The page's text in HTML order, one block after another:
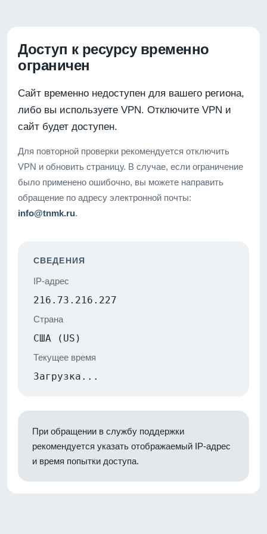
Доступ к ресурсу временно
ограничен
Сайт временно недоступен для вашего региона,
либо вы используете VPN. Отключите VPN и
сайт будет доступен.
Для повторной проверки рекомендуется отключить
VPN и обновить страницу. В случае, если ограничение
было применено ошибочно, вы можете направить
обращение по адресу электронной почты:
info@tnmk.ru.
СВЕДЕНИЯ
IP-адрес
216.73.216.227
Страна
США (US)
Текущее время
Загрузка...
При обращении в службу поддержки
рекомендуется указать отображаемый IP-адрес
и время попытки доступа.